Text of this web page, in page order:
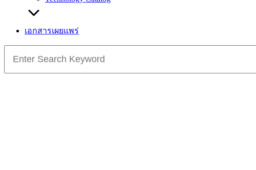
เอกสารเผยแพร่
for: